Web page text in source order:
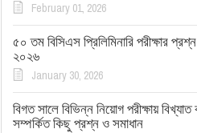
February 01, 2026
৫০ তম বিসিএস প্রিলিমিনারি পরীক্ষার
২০২৬
January 30, 2026
বিগত সালে বিভিন্ন নিয়োগ পরীক্ষায়
সম্পর্কিত কিছু প্রশ্ন ও সমাধান